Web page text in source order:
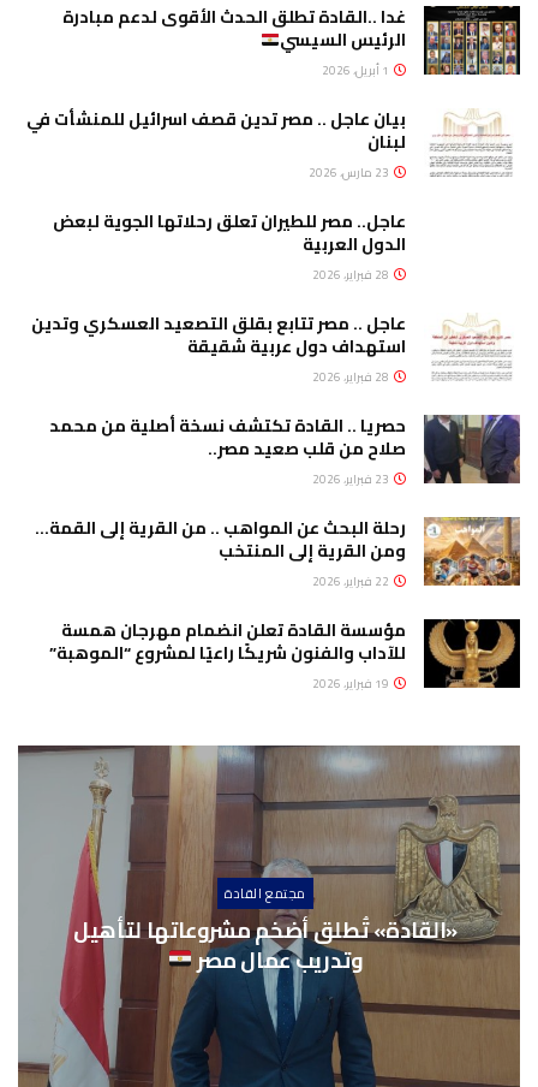
غدا ..القادة تطلق الحدث الأقوى لدعم مبادرة
الرئيس السيسي
بيان عاجل .. مصر تدين قصف اسرائيل للمنشأت في
لبنان
عاجل.. مصر للطيران تعلق رحلاتها الجوية لبعض
الدول العربية
عاجل .. مصر تتابع بقلق التصعيد العسكري وتدين
استهداف دول عربية شقيقة
حصريا .. القادة تكتشف نسخة أصلية من محمد
صلاح من قلب صعيد مصر..
رحلة البحث عن المواهب .. من القرية إلى القمة…
ومن القرية إلى المنتخب
مؤسسة القادة تعلن انضمام مهرجان همسة
للآداب والفنون شريكًا راعيًا لمشروع “الموهبة”
مجتمع القادة
«القادة» تُطلق أضخم مشروعاتها لتأهيل
وتدريب عمال مصر